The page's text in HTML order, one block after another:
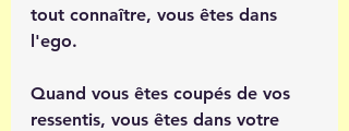
tout connaître, vous êtes dans
l'ego.
Quand vous êtes coupés de vos
ressentis, vous êtes dans votre